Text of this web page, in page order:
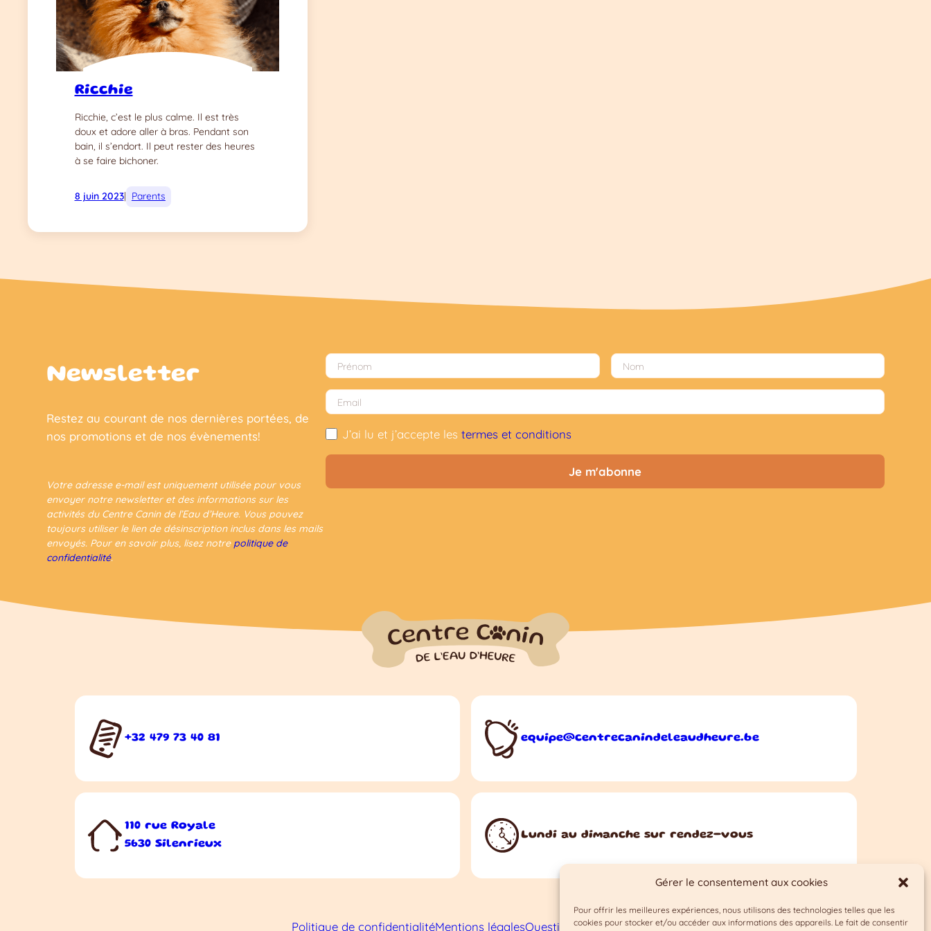
Gérer le consentement aux cookies
Pour offrir les meilleures expériences, nous utilisons des technologies telles que les
cookies pour stocker et/ou accéder aux informations des appareils. Le fait de consentir
Ricchie
Ricchie, c’est le plus calme. Il est très
doux et adore aller à bras. Pendant son
bain, il s’endort. Il peut rester des heures
à se faire bichoner.
8 juin 2023| Parents
Newsletter
Restez au courant de nos dernières portées, de
nos promotions et de nos évènements!
Votre adresse e-mail est uniquement utilisée pour vous
envoyer notre newsletter et des informations sur les
activités du Centre Canin de l’Eau d’Heure. Vous pouvez
toujours utiliser le lien de désinscription inclus dans les mails
envoyés. Pour en savoir plus, lisez notre politique de
confidentialité.
J’ai lu et j’accepte les termes et conditions
+32 479 73 40 81 equipe@centrecanindeleaudheure.be
110 rue Royale
5630 Silenrieux
Lundi au dimanche sur rendez-vous
Politique de confidentialitéMentions légalesQuestions fréquentes